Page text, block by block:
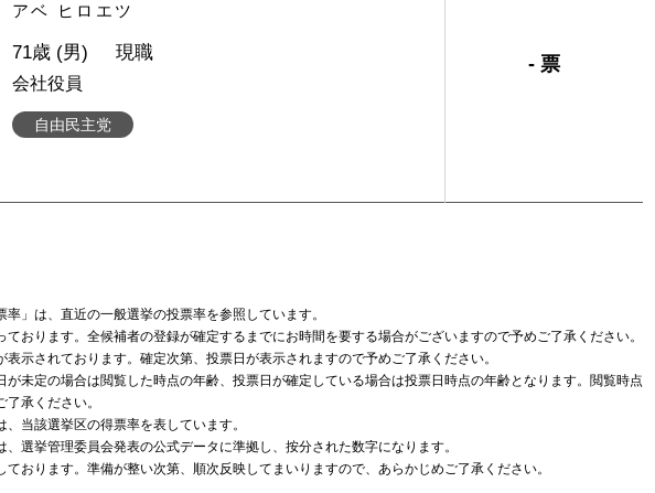
アベ ヒロエツ
自由民主党
71歳 (男) 現職
会社役員
- 票
」は、直近の一般選挙の投票率を参照しています。
おります。全候補者の登録が確定するまでにお時間を要する場合がございますので予めご了承ください。
示されております。確定次第、投票日が表示されますので予めご了承ください。
未定の場合は閲覧した時点の年齢、投票日が確定している場合は投票日時点の年齢となります。閲覧時点
承ください。
当該選挙区の得票率を表しています。
選挙管理委員会発表の公式データに準拠し、按分された数字になります。
おります。準備が整い次第、順次反映してまいりますので、あらかじめご了承ください。